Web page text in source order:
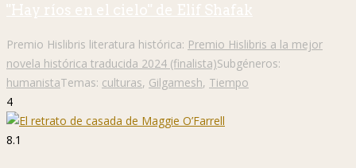
"Hay ríos en el cielo" de Elif Shafak
Premio Hislibris literatura histórica: Premio Hislibris a la mejor
novela histórica traducida 2024 (finalista)Subgéneros:
humanistaTemas: culturas, Gilgamesh, Tiempo
4
8.1